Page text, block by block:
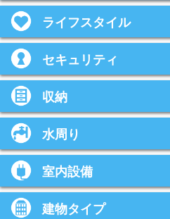
ライフスタイル
セキュリティ
収納
水周り
室内設備
建物タイプ